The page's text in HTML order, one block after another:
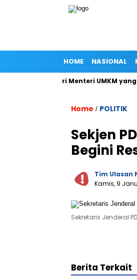
HOME NASIONAL
Jalan Istri Menteri UMKM yang Viral
Home / POLITIK
Sekjen
Begini
Tim Ulasan
Kamis, 9
Sekretaris Jenderal
Berita Terkait